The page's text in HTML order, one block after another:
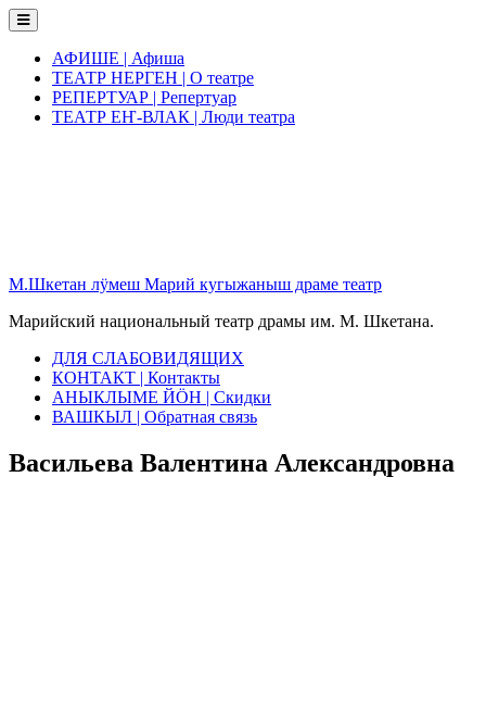
Skip
to
contentАФИШЕ | Афиша
ТЕАТР НЕРГЕН | О театре
РЕПЕРТУАР | Репертуар
ТЕАТР ЕҤ-ВЛАК | Люди театра
М.Шкетан лӱмеш Марий кугыжаныш драме театр
Марийский национальный театр драмы им. М. Шкетана.
ДЛЯ СЛАБОВИДЯЩИХ
КОНТАКТ | Контакты
АНЫКЛЫМЕ ЙӦН | Скидки
ВАШКЫЛ | Обратная связь
Васильева Валентина Александровна